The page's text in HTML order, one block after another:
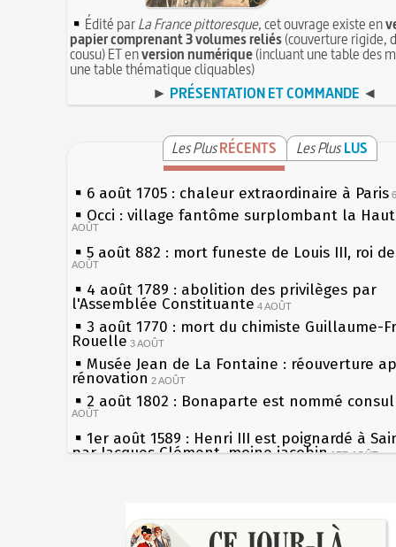
Édité parLa France pittoresque, cet ouvrage existe en
papier comprenant 3 volumes reliés(couverture rigide,
cousu) ET enversion numérique(incluant une table des
une table thématique cliquables)
► PRÉSENTATION ET COMMANDE ◄
Les PlusRÉCENTS Les Plus LUS
6 août 1705 : chaleur extraordinaire à Paris
Occi : village fantôme surplombant la
AOÛT
5 août 882 : mort funeste de Louis III, roi
AOÛT
4 août 1789 : abolition des privilèges par
l'Assemblée Constituante 4 AOÛT
3 août 1770 : mort du chimiste Guillaume-
Rouelle 3 AOÛT
Musée Jean de La Fontaine : réouverture
rénovation 2 AOÛT
2 août 1802 : Bonaparte est nommé
AOÛT
1er août 1589 : Henri III est poignardé à
par Jacques Clément, moine jacobin 1ER AOÛT
Chocolat Poulain 30 JUILLET
les siècles
27 mai 1610 : supplice de François